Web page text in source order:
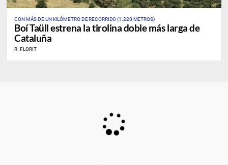
CON MÁS DE UN KILÓMETRO DE RECORRIDO (1.220 METROS)
Boí Taüll estrena la tirolina doble más larga de
Cataluña
R. FLORIT